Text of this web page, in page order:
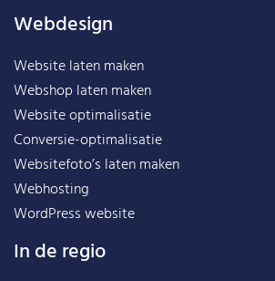
Webdesign
Website laten maken
Webshop laten maken
Website optimalisatie
Conversie-optimalisatie
Websitefoto’s laten maken
Webhosting
WordPress website
In de regio